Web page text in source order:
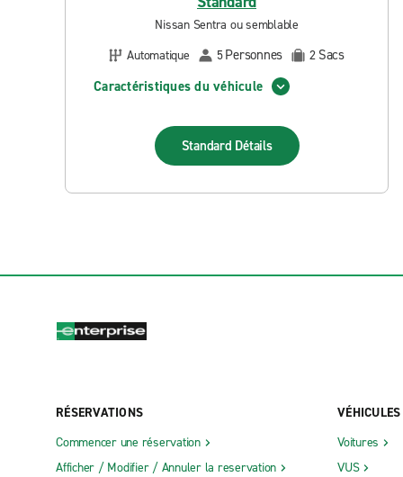
Nissan Sentra ou semblable
Automatique
5Personnes 2 Sacs
Caractéristiques du véhicule
Standard Détails
RÉSERVATIONS
Commencer une réservation
Afficher / Modifier / Annuler la reservation
VÉHICULES
Voitures
VUS